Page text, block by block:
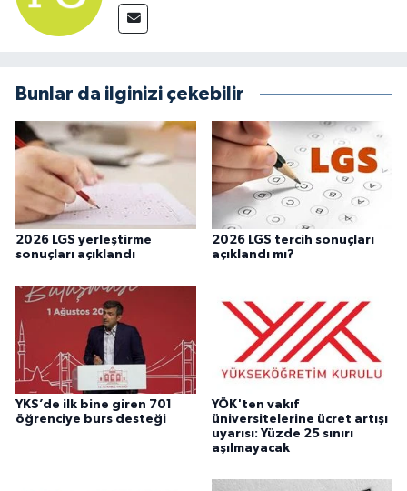
Bunlar da ilginizi çekebilir
2026 LGS yerleştirme
sonuçları açıklandı
2026 LGS tercih sonuçları
açıklandı mı?
YKS’de ilk bine giren 701
öğrenciye burs desteği
YÖK'ten vakıf
üniversitelerine ücret artışı
uyarısı: Yüzde 25 sınırı
aşılmayacak